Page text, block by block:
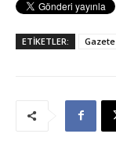
ETİKETLER: Gazete